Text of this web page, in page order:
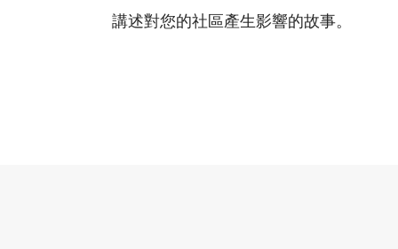
講述對您的社區產生影響的故事。